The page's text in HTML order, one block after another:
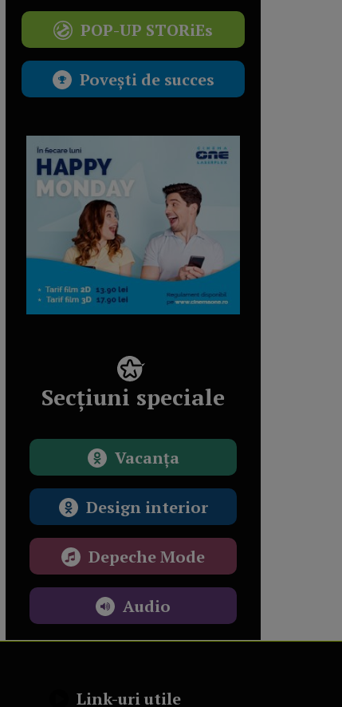
POP-UP STORiEs
Povești de succes
Secțiuni speciale
Vacanța
Design interior
Depeche Mode
Audio
Link-uri utile